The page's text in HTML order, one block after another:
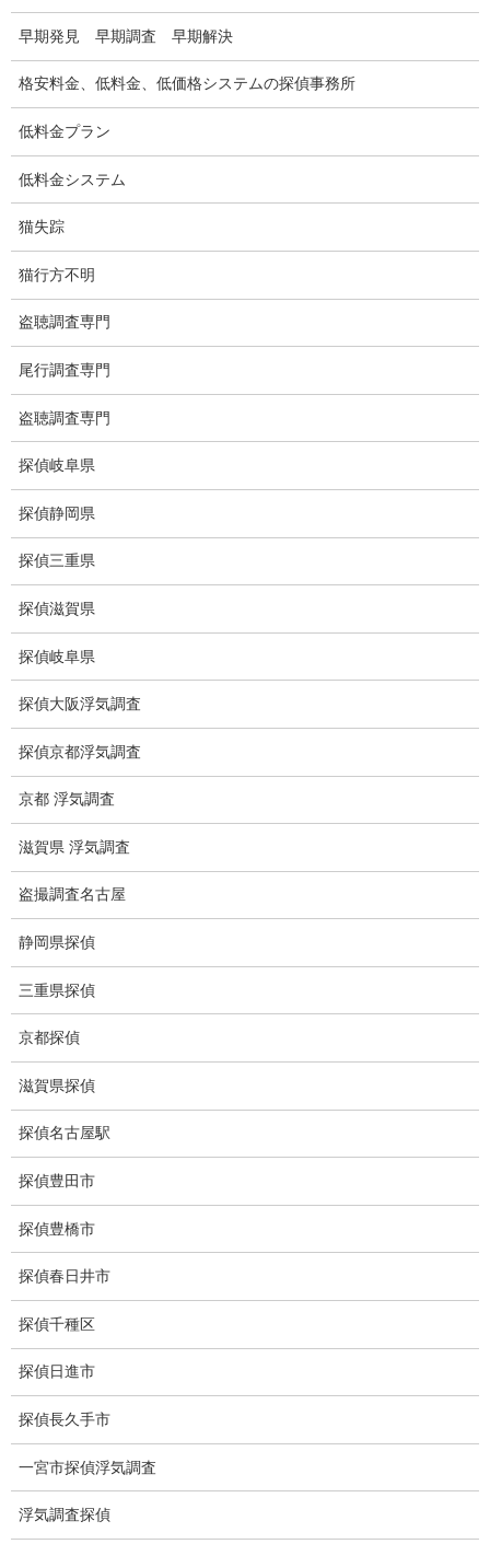
浮気調査料金の比較例
GPS検索調査
GPS調査
車両調査
浮気調査地域
浮気調査関連調査
ドメスティックバイオレンスDV調査
いじめ・子供の虐待
盗聴器の種類
ご依頼の注意点
世界の盗聴事情
弊社が選ばれる理由
盗撮器
盗撮調査愛知県
電磁波測定調査
集団ストーカー
GPS発見調査
盗難車両調査
盗撮犯防止対策調査
痴漢防止対策調査
下着窃盗犯防止対策調査
猫犬の捜索
所在調査
身元調査
人探し
失踪・家出調査
所在確認調査
早期発見 早期調査 早期解決
格安料金、低料金、低価格システムの探偵事務所
低料金プラン
低料金システム
猫失踪
猫行方不明
盗聴調査専門
尾行調査専門
盗聴調査専門
探偵岐阜県
探偵静岡県
探偵三重県
探偵滋賀県
探偵岐阜県
探偵大阪浮気調査
探偵京都浮気調査
京都 浮気調査
滋賀県 浮気調査
盗撮調査名古屋
静岡県探偵
三重県探偵
京都探偵
滋賀県探偵
探偵名古屋駅
探偵豊田市
探偵豊橋市
探偵春日井市
探偵千種区
探偵日進市
探偵長久手市
一宮市探偵浮気調査
浮気調査探偵